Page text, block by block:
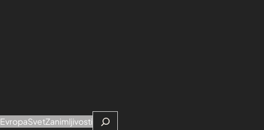
EvropaSvetZanimljivostiSearch